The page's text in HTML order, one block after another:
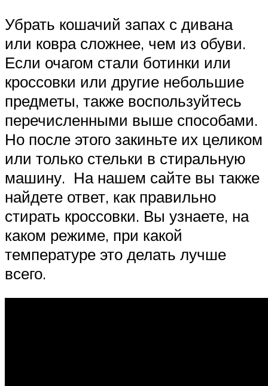
Убрать кошачий запах с дивана
или ковра сложнее, чем из обуви.
Если очагом стали ботинки или
кроссовки или другие небольшие
предметы, также воспользуйтесь
перечисленными выше способами.
Но после этого закиньте их целиком
или только стельки в стиральную
машину. На нашем сайте вы также
найдете ответ, как правильно
стирать кроссовки. Вы узнаете, на
каком режиме, при какой
температуре это делать лучше
всего.